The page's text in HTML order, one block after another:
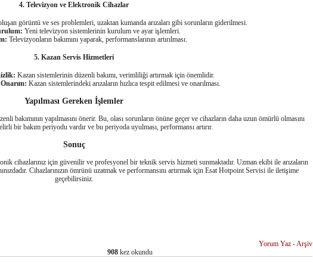
4. Televizyon ve Elektronik Cihazlar
görüntü ve ses problemleri, uzaktan kumanda arızaları gibi sorunların giderilmesi.
Yeni televizyon sistemlerinin kurulum ve ayar işlemleri.
Televizyonların bakımını yaparak, performanslarının artırılması.
5. Kazan Servis Hizmetleri
Kazan sistemlerinin düzenli bakımı, verimliliği artırmak için önemlidir.
Kazan sistemlerindeki arızaların hızlıca tespit edilmesi ve onarılması.
Yapılması Gereken İşlemler
bakımının yapılmasını önerir. Bu, olası sorunların önüne geçer ve cihazların daha uzun ömürlü olmasını
bir bakım periyodu vardır ve bu periyoda uyulması, performansı artırır.
Sonuç
cihazlarınız için güvenilir ve profesyonel bir teknik servis hizmeti sunmaktadır. Uzman ekibi ile arızaların
Cihazlarınızın ömrünü uzatmak ve performansını artırmak için Esat Hotpoint Servisi ile iletişime
geçebilirsiniz.
Yorum Yaz - Arşiv
908 kez okundu